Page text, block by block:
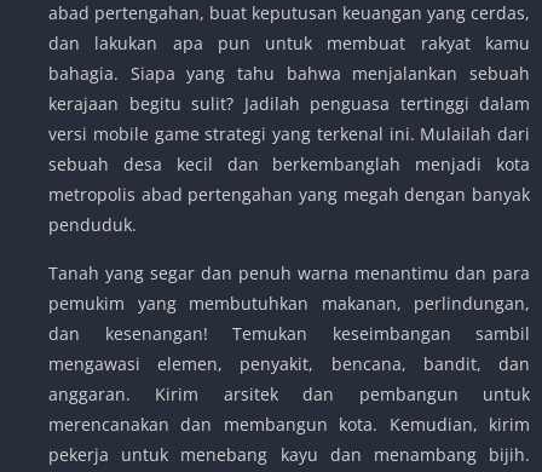
abad pertengahan, buat keputusan keuangan yang cerdas,
dan lakukan apa pun untuk membuat rakyat kamu
bahagia. Siapa yang tahu bahwa menjalankan sebuah
kerajaan begitu sulit? Jadilah penguasa tertinggi dalam
versi mobile game strategi yang terkenal ini. Mulailah dari
sebuah desa kecil dan berkembanglah menjadi kota
metropolis abad pertengahan yang megah dengan banyak
penduduk.
Tanah yang segar dan penuh warna menantimu dan para
pemukim yang membutuhkan makanan, perlindungan,
dan kesenangan! Temukan keseimbangan sambil
mengawasi elemen, penyakit, bencana, bandit, dan
anggaran. Kirim arsitek dan pembangun untuk
merencanakan dan membangun kota. Kemudian, kirim
pekerja untuk menebang kayu dan menambang bijih.